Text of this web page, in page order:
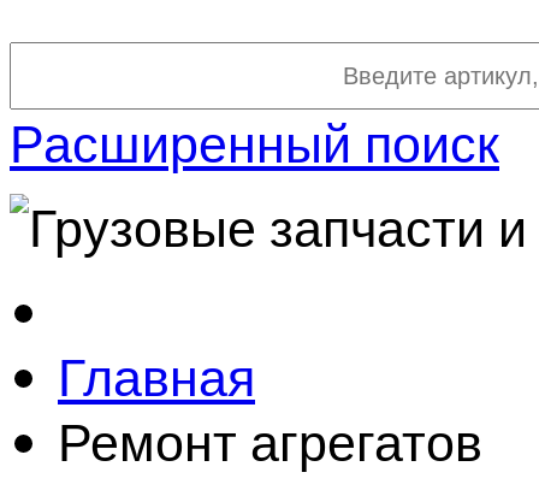
Расширенный поиск
Главная
Ремонт агрегатов